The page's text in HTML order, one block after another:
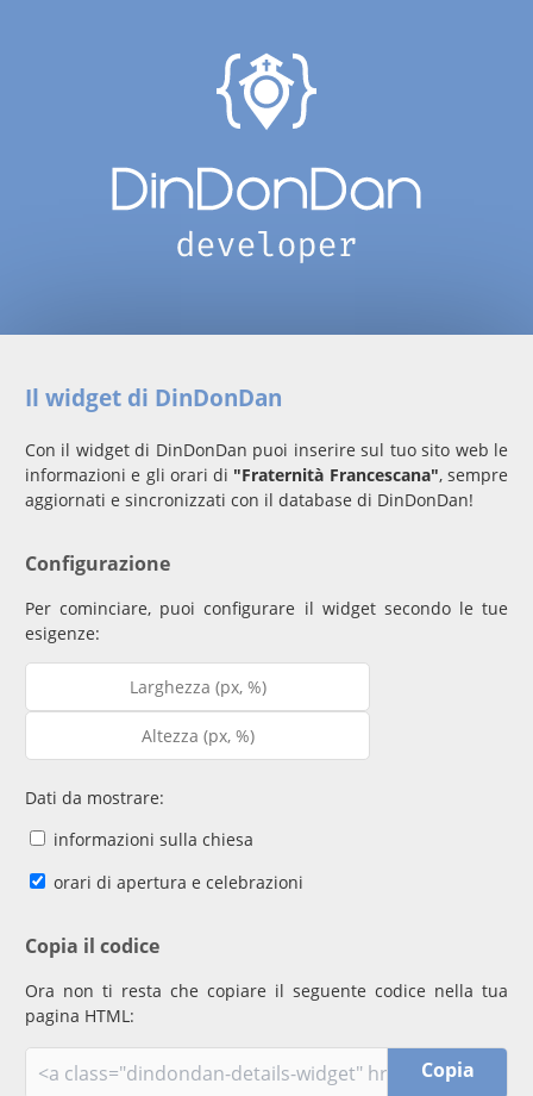
Il widget di DinDonDan
Con il widget di DinDonDan puoi inserire sul tuo sito web le
informazioni e gli orari di "Fraternità Francescana", sempre
aggiornati e sincronizzati con il database di DinDonDan!
Configurazione
Per cominciare, puoi configurare il widget secondo le tue
esigenze:
Dati da mostrare:
informazioni sulla chiesa
orari di apertura e celebrazioni
Copia il codice
Ora non ti resta che copiare il seguente codice nella tua
pagina HTML:
Copia